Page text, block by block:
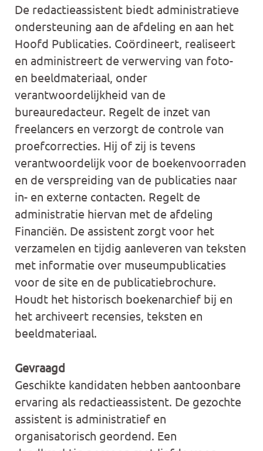
De redactieassistent biedt administratieve
ondersteuning aan de afdeling en aan het
Hoofd Publicaties. Coördineert, realiseert
en administreert de verwerving van foto-
en beeldmateriaal, onder
verantwoordelijkheid van de
bureauredacteur. Regelt de inzet van
freelancers en verzorgt de controle van
proefcorrecties. Hij of zij is tevens
verantwoordelijk voor de boekenvoorraden
en de verspreiding van de publicaties naar
in- en externe contacten. Regelt de
administratie hiervan met de afdeling
Financiën. De assistent zorgt voor het
verzamelen en tijdig aanleveren van teksten
met informatie over museumpublicaties
voor de site en de publicatiebrochure.
Houdt het historisch boekenarchief bij en
het archiveert recensies, teksten en
beeldmateriaal.
Gevraagd
Geschikte kandidaten hebben aantoonbare
ervaring als redactieassistent. De gezochte
assistent is administratief en
organisatorisch geordend. Een